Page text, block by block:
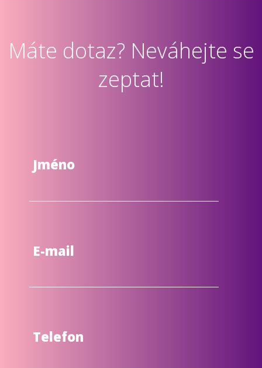
Máte dotaz? Neváhejte se
zeptat!
Jméno
E-mail
Telefon